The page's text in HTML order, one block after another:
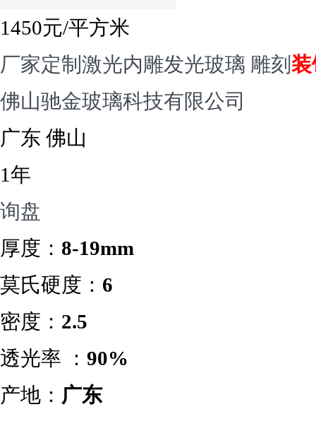
1450元/平方米
厂家定制激光内雕发光玻璃 雕刻
佛山驰金玻璃科技有限公司
广东 佛山
1年
询盘
厚度： 8-19mm
莫氏硬度： 6
密度： 2.5
透光率 ： 90%
产地： 广东